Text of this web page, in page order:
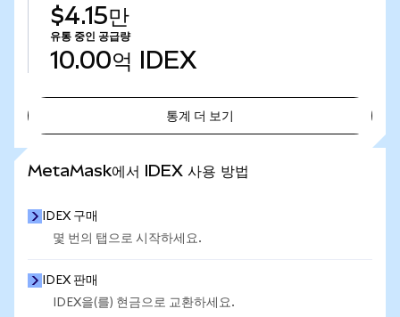
$4.15만
유통 중인 공급량
10.00억 IDEX
통계 더 보기
MetaMask에서 IDEX 사용 방법
IDEX 구매
몇 번의 탭으로 시작하세요.
IDEX 판매
IDEX을(를) 현금으로 교환하세요.